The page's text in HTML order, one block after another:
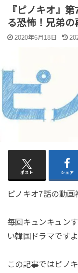
『ピノキオ』
る恐怖！兄弟の
2020年6月18日
ポスト シェア
ピノキオ7話の動画
毎回キュンキュン
い韓国ドラマですよ
この記事ではピノ